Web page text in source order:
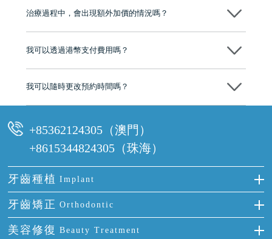
市市民極高的口碑評價及信任推薦 珠海、深圳設有八大分院，香港亦設
有咨詢及服務保障中心，有任何問題都可以隨時預約免費咨詢，讓人十
治療過程中，會出現額外加價的情況嗎？
我可以透過港幣支付費用嗎？
我可以隨時更改預約時間嗎？
可以，請盡早通過wechat或whatsapp聯絡我們，告知我們你原本預約的
+85362124305（澳門）
+8615344824305（珠海）
牙齒種植 Implant
種牙
單顆牙缺失
牙齒矯正 Orthodontic
隱形箍牙
美容修復 Beauty Treatment